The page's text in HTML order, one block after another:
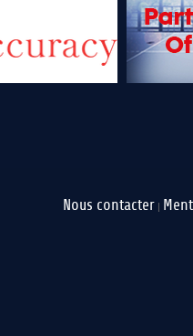
Nous contacter |